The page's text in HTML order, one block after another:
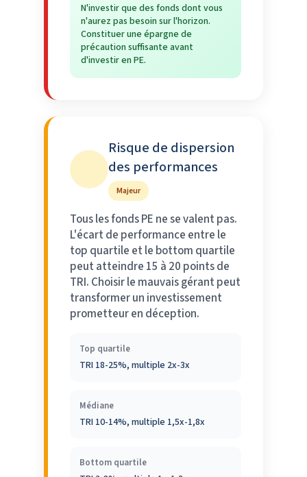
N'investir que des fonds dont vous
n'aurez pas besoin sur l'horizon.
Constituer une épargne de
précaution suffisante avant
d'investir en PE.
Risque de dispersion
des performances
Majeur
Tous les fonds PE ne se valent pas.
L'écart de performance entre le
top quartile et le bottom quartile
peut atteindre 15 à 20 points de
TRI. Choisir le mauvais gérant peut
transformer un investissement
prometteur en déception.
Top quartile
TRI 18-25%, multiple 2x-3x
Médiane
TRI 10-14%, multiple 1,5x-1,8x
Bottom quartile